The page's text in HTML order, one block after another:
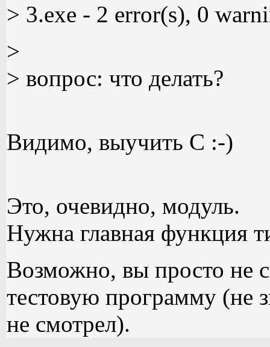
> 3.exe - 2 error(s), 0
>
> вопрос: что делать?
Видимо, выучить C :-)
Это, очевидно, модуль.
Нужна главная функция
Возможно, вы просто не
тестовую программу (не
не смотрел).